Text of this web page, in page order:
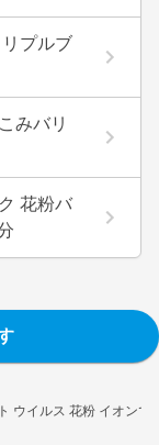
ウイルス 花粉 イオン
プルブ
みバリ
花粉バ